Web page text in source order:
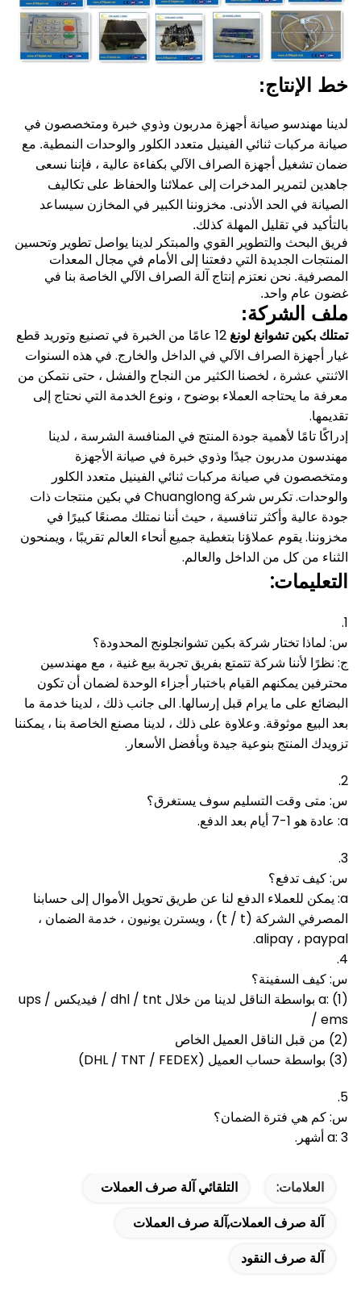
خط الإنتاج:
لدينا مهندسو صيانة أجهزة مدربون وذوي خبرة ومتخصصون في
صيانة مركبات ثنائي الفينيل متعدد الكلور والوحدات النمطية. مع
ضمان تشغيل أجهزة الصراف الآلي بكفاءة عالية ، فإننا نسعى
جاهدين لتمرير المدخرات إلى عملائنا والحفاظ على تكاليف
الصيانة في الحد الأدنى. مخزوننا الكبير في المخازن سيساعد
بالتأكيد في تقليل المهلة كذلك.
فريق البحث والتطوير القوي والمبتكر لدينا يواصل تطوير وتحسين
المنتجات الجديدة التي دفعتنا إلى الأمام في مجال المعدات
المصرفية. نحن نعتزم إنتاج آلة الصراف الآلي الخاصة بنا في
غضون عام واحد.
ملف الشركة:
تمتلك بكين تشوانغ لونغ
12 عامًا من الخبرة في تصنيع وتوريد قطع
غيار أجهزة الصراف الآلي في الداخل والخارج. في هذه السنوات
الاثنتي عشرة ، لخصنا الكثير من النجاح والفشل ، حتى نتمكن من
معرفة ما يحتاجه العملاء بوضوح ، ونوع الخدمة التي نحتاج إلى
تقديمها.
إدراكًا تامًا لأهمية جودة المنتج في المنافسة الشرسة ، لدينا
مهندسون مدربون جيدًا وذوي خبرة في صيانة الأجهزة
ومتخصصون في صيانة مركبات ثنائي الفينيل متعدد الكلور
والوحدات.
تكرس شركة Chuanglong في بكين منتجات ذات
جودة عالية وأكثر تنافسية ، حيث أننا نمتلك مصنعًا كبيرًا في
مخزوننا.يقوم عملاؤنا بتغطية جميع أنحاء العالم تقريبًا ، ويمنحون
الثناء من كل من الداخل والعالم.
التعليمات:
1.
س: لماذا تختار شركة بكين تشوانجلونج المحدودة؟
ج: نظرًا لأننا شركة تتمتع بفريق تجربة بيع غنية ، مع مهندسين
محترفين يمكنهم القيام باختبار أجزاء الوحدة لضمان أن تكون
البضائع على ما يرام قبل إرسالها. الى جانب ذلك ، لدينا خدمة ما
بعد البيع موثوقة. وعلاوة على ذلك ، لدينا مصنع الخاصة بنا ، يمكننا
تزويدك المنتج بنوعية جيدة وبأفضل الأسعار.
2.
س: متى وقت التسليم سوف يستغرق؟
a: عادة هو 1-7 أيام بعد الدفع.
3.
س: كيف تدفع؟
a: يمكن للعملاء الدفع لنا عن طريق تحويل الأموال إلى حسابنا
المصرفي الشركة (t / t) ، ويسترن يونيون ، خدمة الضمان ،
alipay ، paypal.
4.
س: كيف السفينة؟
a: (1) بواسطة الناقل لدينا من خلال dhl / tnt / فيديكس / ups
/ ems
(2) من قبل الناقل العميل الخاص
(3) بواسطة حساب العميل (DHL / TNT / FEDEX)
5.
س: كم هي فترة الضمان؟
a: 3 أشهر.
العلامات:
التلقائي آلة صرف العملات
آلة صرف العملات,آلة صرف العملات
آلة صرف النقود